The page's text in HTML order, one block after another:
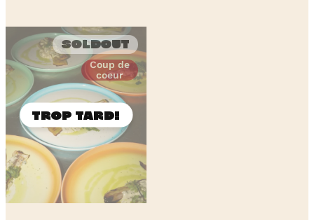
Soldout
Coup de
coeur